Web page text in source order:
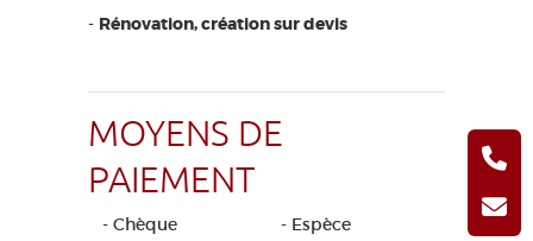
- Rénovation, création sur devis
MOYENS DE
PAIEMENT
- Chèque - Espèce